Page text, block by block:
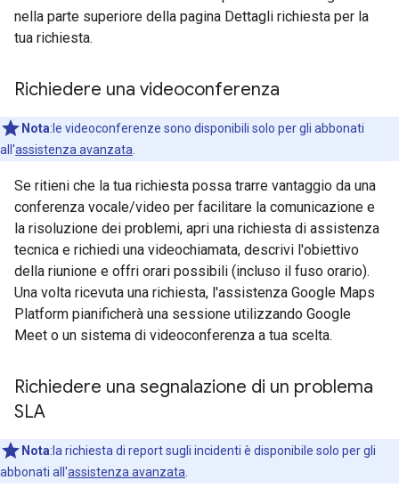
nella parte superiore della pagina Dettagli richiesta per la
tua richiesta.
Richiedere una videoconferenza
Nota:le videoconferenze sono disponibili solo per gli abbonati
all'assistenza avanzata
Se ritieni che la tua richiesta possa trarre vantaggio da una
conferenza vocale/video per facilitare la comunicazione e
la risoluzione dei problemi, apri una richiesta di assistenza
tecnica e richiedi una videochiamata, descrivi l'obiettivo
della riunione e offri orari possibili (incluso il fuso orario).
Una volta ricevuta una richiesta, l'assistenza Google Maps
Platform pianificherà una sessione utilizzando Google
Meet o un sistema di videoconferenza a tua scelta.
Richiedere una segnalazione di un problema
SLA
Nota:la richiesta di report sugli incidenti è disponibile solo per gli
abbonati all'assistenza avanzata